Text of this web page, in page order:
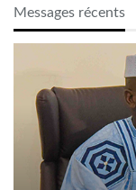
Messages récents